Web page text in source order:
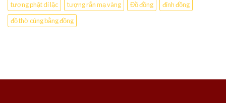
tượng phật di lặc tượng rắn mạ vàng Đồ đồng
đỉnh đồng
đồ thờ cúng bằng đồng